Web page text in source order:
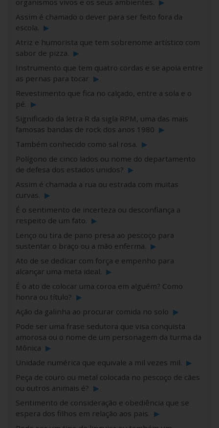
organismos vivos e os seus ambientes. ▶
Assim é chamado o dever para ser feito fora da
escola. ▶
Atriz e humorista que tem sobrenome artístico com
sabor de pizza. ▶
Instrumento que tem quatro cordas e se apoia entre
as pernas para tocar ▶
Revestimento que fica no calçado, entre a sola e o
pé. ▶
Significado da letra R da sigla RPM, uma das mais
famosas bandas de rock dos anos 1980 ▶
Também conhecido como sal rosa. ▶
Polígono de cinco lados ou nome do departamento
de defesa dos estados unidos? ▶
Assim é chamada a rua ou estrada com muitas
curvas. ▶
É o sentimento de incerteza ou desconfiança a
respeito de um fato. ▶
Lenço ou tira de pano presa ao pescoço para
sustentar o braço ou a mão enferma. ▶
Ato de se dedicar com força e empenho para
alcançar uma meta ideal. ▶
É o ato de colocar uma coroa em alguém? Como
honra ou título? ▶
Ação da galinha ao procurar comida no solo ▶
Pode ser uma frase sedutora que visa conquista
amorosa ou o nome de um personagem da turma da
Mônica ▶
Unidade numérica que equivale a mil vezes mil. ▶
Peça de couro ou metal colocada no pescoço de cães
ou outros animais é? ▶
Sentimento de consideração e obediência que se
espera dos filhos em relação aos pais. ▶